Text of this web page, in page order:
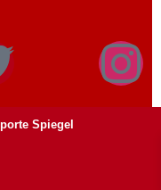
Spiegel